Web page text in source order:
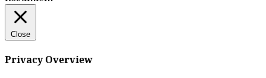
Close
Privacy Overview